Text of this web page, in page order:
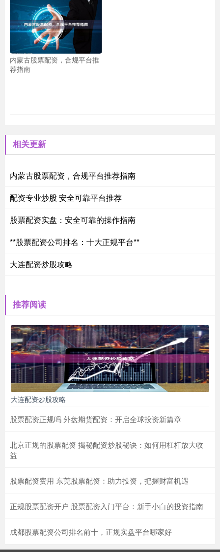
内蒙古股票配资，合规平台推
荐指南
相关更新
内蒙古股票配资，合规平台推荐指南
配资专业炒股 安全可靠平台推荐
股票配资实盘：安全可靠的操作指南
**股票配资公司排名：十大正规平台**
大连配资炒股攻略
推荐阅读
大连配资炒股攻略
股票配资正规吗 外盘期货配资：开启全球投资新篇章
北京正规的股票配资 揭秘配资炒股秘诀：如何用杠杆放大收
益
股票配资费用 东莞股票配资：助力投资，把握财富机遇
正规股票配资开户 股票配资入门平台：新手小白的投资指南
成都股票配资公司排名前十，正规实盘平台哪家好